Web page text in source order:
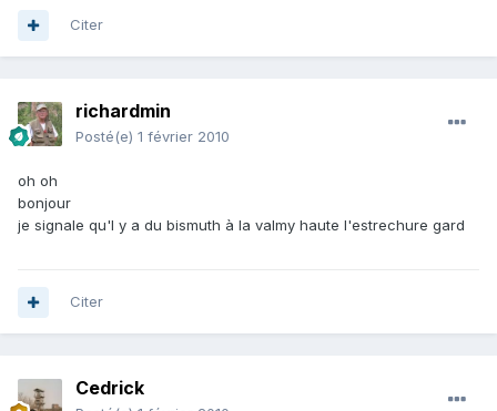
Citer
richardmin
Posté(e) 1 février 2010
oh oh
bonjour
je signale qu'l y a du bismuth à la valmy haute l'estrechure gard
Citer
Cedrick